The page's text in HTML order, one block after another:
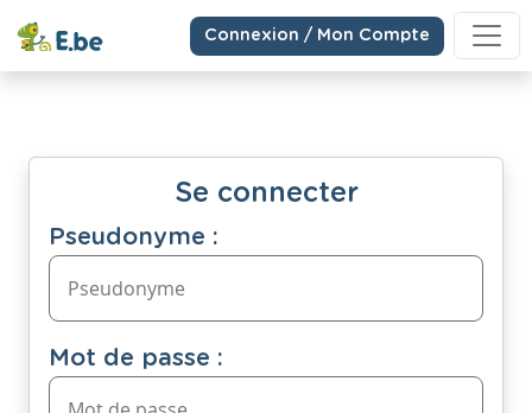
Connexion / Mon Compte
Se connecter
Pseudonyme :
Mot de passe :